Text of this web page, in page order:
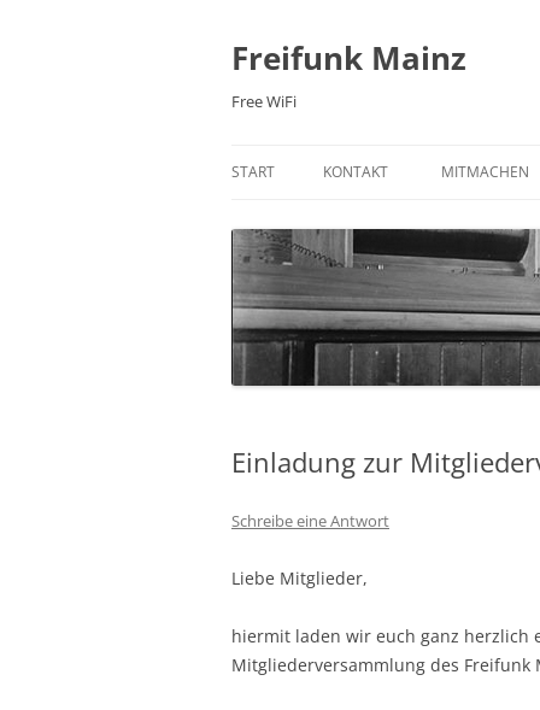
springen
Freifunk Mainz
Free WiFi
START KONTAKT
MAILINGLISTE
NEWSLETTER
IRC-CHAT
TWITTER
ÜBER UNS
MITMACHEN
MITGLIED
WIKI
PRAXIS: 3D
Einladung zur
Schreibe eine Antwort
Liebe Mitglieder,
hiermit laden wir euch ganz
Mitgliederversammlung des Freifunk